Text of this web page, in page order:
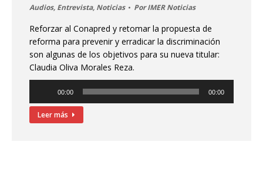
Audios, Entrevista, Noticias PorIMER Noticias
Reforzar al Conapred y retomar la propuesta de
reforma para prevenir y erradicar la discriminación
son algunas de los objetivos para su nueva titular:
Claudia Oliva Morales Reza.
audio
00:00 00:00
Leer más